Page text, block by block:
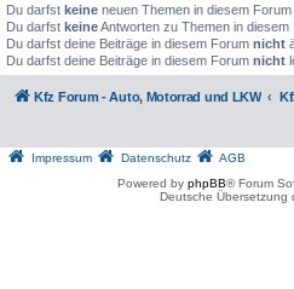
Du darfst keine neuen Themen in diesem Forum
Du darfst keineAntworten zu Themen in diesem
Du darfst deine Beiträge in diesem Forum nicht
Du darfst deine Beiträge in diesem Forum nicht
Kfz Forum - Auto, Motorrad und LKW
Impressum Datenschutz
AGB
Powered by phpBB® Forum
Deutsche Übersetzung